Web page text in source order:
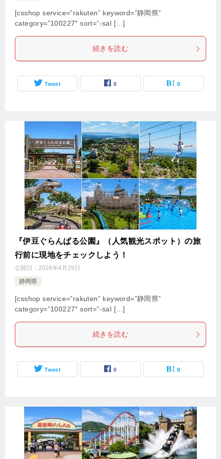
[csshop service=”rakuten” keyword=”静岡県”
category=”100227″ sort=”-sal […]
続きを読む
Tweet 0 0
『伊豆ぐらんぱる公園』（人気観光スポット）の旅
行前に現地をチェックしよう！
公開日： 2026年4月29日
静岡県
[csshop service=”rakuten” keyword=”静岡県”
category=”100227″ sort=”-sal […]
続きを読む
Tweet 0 0